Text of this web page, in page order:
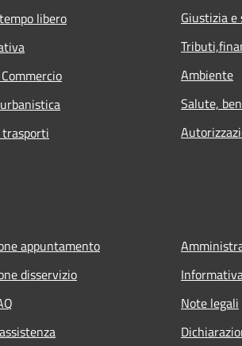
libero
Giustizia e
Ambiente
Salute,
appuntamento
disservizio
Note legali